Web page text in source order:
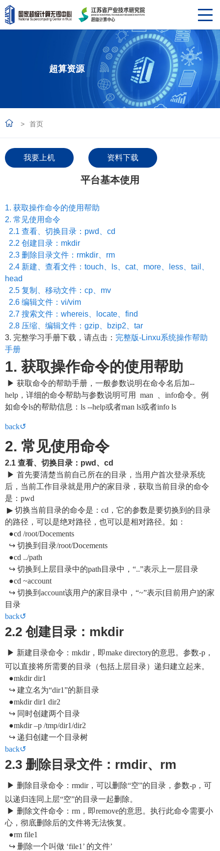
超算资源
> 首页
我要上机 资料下载
平台基本使用
1. 获取操作命令的使用帮助
2. 常见使用命令
2.1 查看、切换目录：pwd、cd
2.2 创建目录：mkdir
2.3 删除目录文件：rmkdir、rm
2.4 新建、查看文件：touch、ls、cat、more、less、tail、
head
2.5 复制、移动文件：cp、mv
2.6 编辑文件：vi/vim
2.7 搜索文件：whereis、locate、find
2.8 压缩、编辑文件：gzip、bzip2、tar
3. 完整学习手册下载，请点击： 完整版-Linxu系统操作帮助
手册
1. 获取操作命令的使用帮助
▶ 获取命令的帮助手册，一般参数说明在命令名后加--
help，详细的命令帮助与参数说明可用 man 、info命令。例
如命令ls的帮助信息：ls --help或者man ls或者info ls
back↺
2. 常见使用命令
2.1 查看、切换目录：pwd、cd
▶ 首先要清楚当前自己所在的目录，当用户首次登录系统
后，当前工作目录就是用户的家目录，获取当前目录的命令
是：pwd
▶ 切换当前目录的命令是：cd，它的参数是要切换到的目录
的路径，可以是绝对路径，也可以是相对路径。如：
●cd /root/Docements
↪ 切换到目录/root/Docements
●cd ../path
↪ 切换到上层目录中的path目录中，“..”表示上一层目录
●cd ~account
↪ 切换到account该用户的家目录中，“~”表示[目前用户]的家
目录
back↺
2.2 创建目录：mkdir
▶ 新建目录命令：mkdir，即make directory的意思。参数-p，
可以直接将所需要的目录（包括上层目录）递归建立起来。
●mkdir dir1
↪ 建立名为“dir1”的新目录
●mkdir dir1 dir2
↪ 同时创建两个目录
●mkdir –p /tmp/dir1/dir2
↪ 递归创建一个目录树
back↺
2.3 删除目录文件：rmdir、rm
▶ 删除目录命令：rmdir，可以删除“空”的目录，参数-p，可
以递归连同上层“空”的目录一起删除。
▶ 删除文件命令：rm，即remove的意思。执行此命令需要小
心，彻底删除后的文件将无法恢复。
●rm file1
↪ 删除一个叫做 ‘file1’ 的文件’